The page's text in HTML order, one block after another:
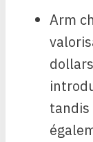
Arm
tandis